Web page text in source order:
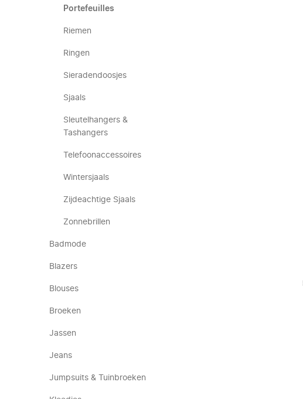
Portefeuilles
Riemen
Ringen
Sieradendoosjes
Sjaals
Sleutelhangers &
Tashangers
Telefoonaccessoires
Wintersjaals
Zijdeachtige Sjaals
Zonnebrillen
Badmode
Blazers
Blouses
Broeken
Jassen
Jeans
Jumpsuits & Tuinbroeken